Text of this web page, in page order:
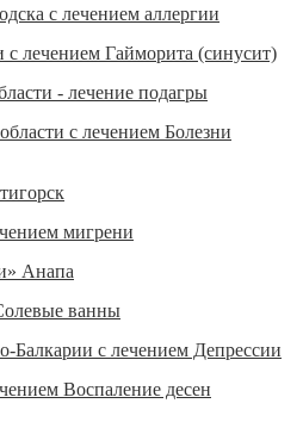
с лечением аллергии
лечением Гайморита (синусит)
- лечение подагры
с лечением Болезни
мигрени
Анапа
ванны
Балкарии с лечением Депрессии
Воспаление десен